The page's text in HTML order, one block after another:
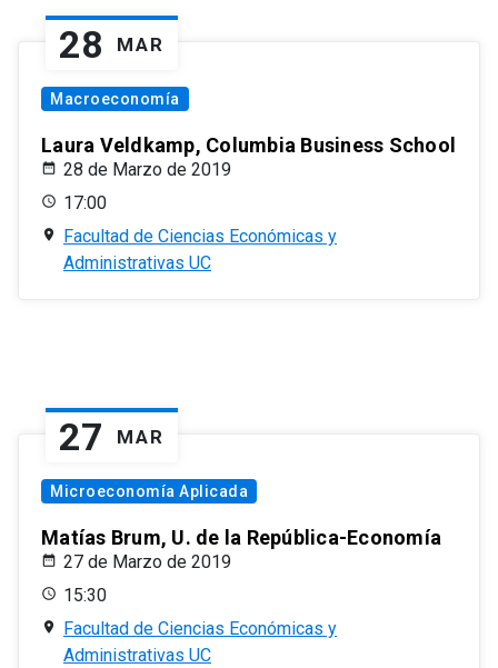
28 MAR
Macroeconomía
Laura Veldkamp, Columbia Business School
28 de Marzo de 2019
17:00
Facultad de Ciencias Económicas y
Administrativas UC
27 MAR
Microeconomía Aplicada
Matías Brum, U. de la República-Economía
27 de Marzo de 2019
15:30
Facultad de Ciencias Económicas y
Administrativas UC